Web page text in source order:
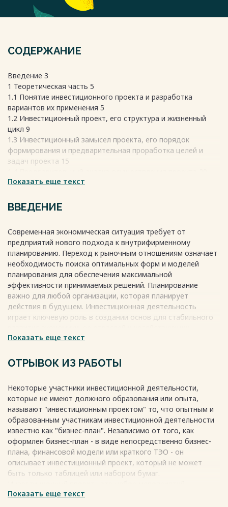
СОДЕРЖАНИЕ
Введение 3
1 Теоретическая часть 5
1.1 Понятие инвестиционного проекта и разработка
вариантов их применения 5
1.2 Инвестиционный проект, его структура и жизненный
цикл 9
1.3 Инвестиционный замысел проекта, его порядок
формирования и предварительная проработка целей и
задач проекта 15
Заключение 23
Весь текст будет доступен
Показать еще текст
ВВЕДЕНИЕ
Современная экономическая ситуация требует от
предприятий нового подхода к внутрифирменному
планированию. Переход к рыночным отношениям означает
необходимость поиска оптимальных форм и моделей
планирования для обеспечения максимальной
эффективности принимаемых решений. Планирование
важно для любой организации, которая планирует
действия в будущем. Инвестиционная деятельность
играет ключевую роль в создании основ для стабильного
субъектов. Все предприятия имеют отношение к
развития каждой фирме необходима четкая политика
Показать еще текст
ОТРЫВОК ИЗ РАБОТЫ
Некоторые участники инвестиционной деятельности,
которые не имеют должного образования или опыта,
называют "инвестиционным проектом" то, что опытным и
образованным участникам инвестиционной деятельности
известно как "бизнес-план". Независимо от того, как
оформлен бизнес-план - в виде непосредственно бизнес-
плана, финансовой модели или краткого ТЭО - он
описывает инвестиционный проект, который не может
быть только таблицей или набором бумаг.
направленных на получение прибыли или иного полезного
Показать еще текст